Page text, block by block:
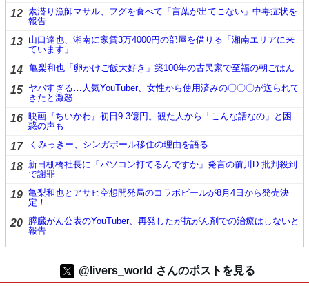
12 素潜り漁師マサル、フグを食べて「言葉が出てこない」中毒症状を
報告
13 山口達也、湘南に家賃3万4000円の部屋を借りる「湘南エリアに来
ています」
14 亀梨和也「卵かけご飯大好き」築100年の古民家で至福の朝ごはん
15 ヤバすぎる…人気YouTuber、女性から使用済みの〇〇〇が送られて
きたと激怒
16 映画『ちいかわ』初日9.3億円。観た人から「こんな話なの」と困
惑の声も
17 くみっきー、シンガポール移住の理由を語る
18 新日棚橋社長に「パソコン打てるんですか」発言の前川D 批判殺到
で謝罪
19 亀梨和也とアサヒ空想開発局のコラボビールが8月4日から発売決
定！
20 膵臓がん公表のYouTuber、再発したが抗がん剤での治療はしないと
報告
@livers_world さんのポストを見る